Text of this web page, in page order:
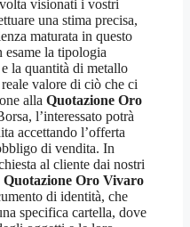
visionati i vostri
una stima precisa,
maturata in questo
esame la tipologia
la quantità di metallo
valore di ciò che ci
alla Quotazione Oro
l’interessato potrà
accettando l’offerta
di vendita. In
al cliente dai nostri
Quotazione Oro Vivaro
di identità, che
specifica cartella, dove